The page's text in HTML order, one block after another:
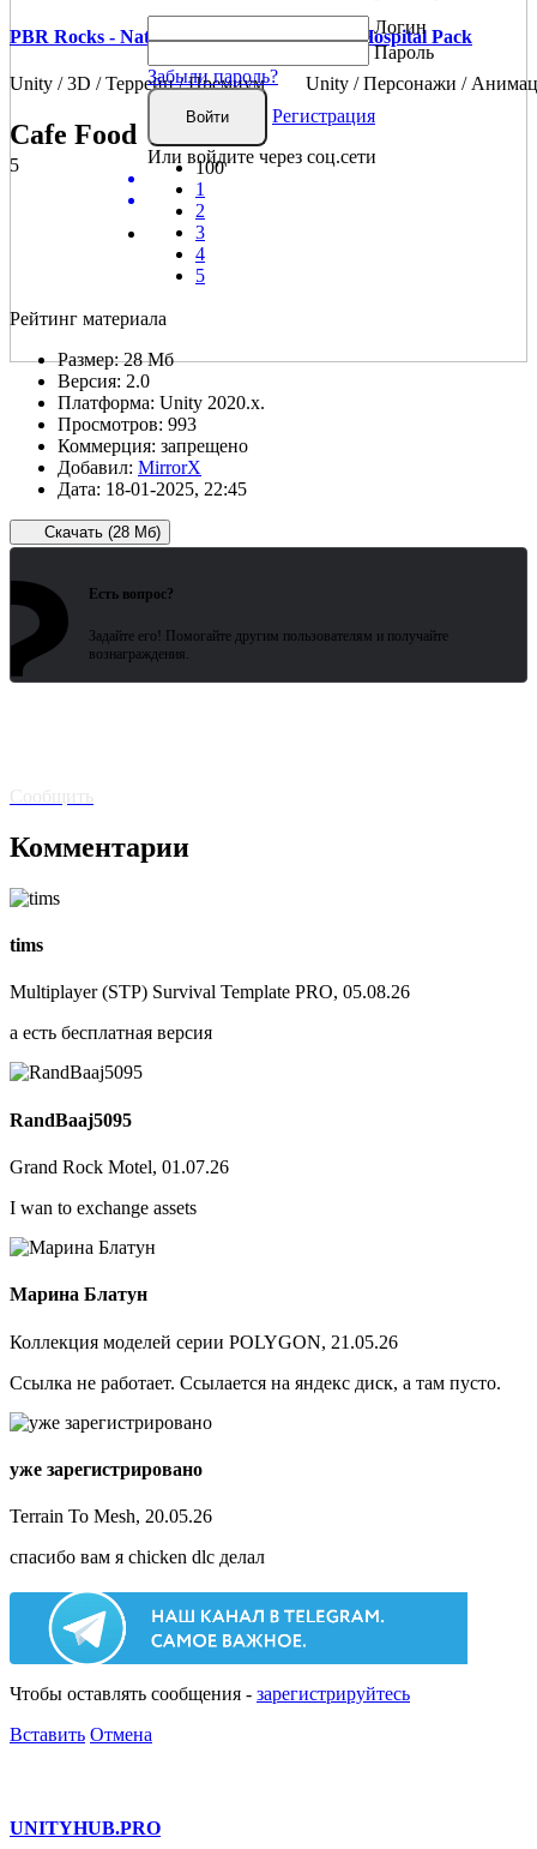
Логин
Пароль
Забыли пароль?
Войти
Регистрация
Или войдите через соц.сети
PBR Rocks - Nature Pack
Unity / 3D / Террейн / Премиум
Super Hospital Pack
Unity / Персонажи /
Cafe Food
5
100
1
2
3
4
5
Рейтинг материала
Размер:28 Мб
Версия: 2.0
Платформа: Unity 2020.x.
Просмотров: 993
Коммерция: запрещено
Добавил: MirrorX
Дата: 18-01-2025, 22:45
Скачать (28 Мб)
Есть вопрос?
Задайте его! Помогайте другим пользователям и получайте
вознаграждения.
Сообщить
Комментарии
tims
Multiplayer (STP) Survival Template PRO, 05.08.26
а есть бесплатная версия
RandBaaj5095
Grand Rock Motel, 01.07.26
I wan to exchange assets
Марина Блатун
Коллекция моделей серии POLYGON, 21.05.26
Ссылка не работает. Ссылается на яндекс диск, а там пусто.
уже зарегистрировано
Terrain To Mesh, 20.05.26
спасибо вам я chicken dlc делал
Чтобы оставлять сообщения - зарегистрируйтесь
Вставить Отмена
UNITYHUB.PRO